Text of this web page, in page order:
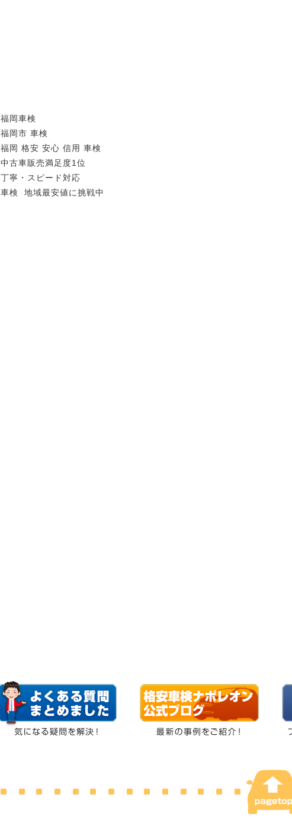
福岡車検
福岡市 車検
福岡 格安 安心 信用 車検
中古車販売満足度1位
丁寧・スピード対応
車検 地域最安値に挑戦中